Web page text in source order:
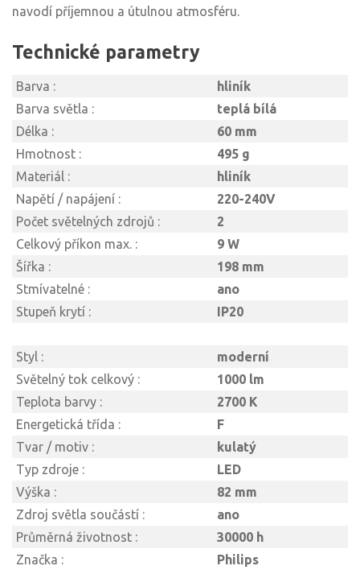
navodí příjemnou a útulnou atmosféru.
Technické parametry
Barva :
hliník
Barva světla :
teplá bílá
Délka :
60 mm
Hmotnost :
495 g
Materiál :
hliník
Napětí / napájení :
220-240V
Počet světelných zdrojů :
2
Celkový příkon max. :
9 W
Šířka :
198 mm
Stmívatelné :
ano
Stupeň krytí :
IP20
Styl :
moderní
Světelný tok celkový :
1000 lm
Teplota barvy :
2700 K
Energetická třída :
F
Tvar / motiv :
kulatý
Typ zdroje :
LED
Výška :
82 mm
Zdroj světla součástí :
ano
Průměrná životnost :
30000 h
Značka :
Philips